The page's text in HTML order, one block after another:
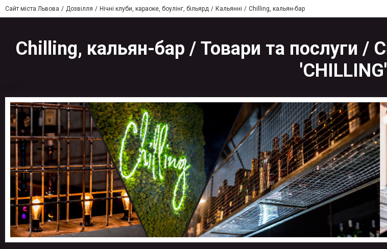
Сайт міста Львова Дозвілля Нічні клуби, караоке, боулінг, більярд Кальянні Chilling, кальян-бар
Chilling, кальян-бар / Товари та послуги /
'CHILLING'